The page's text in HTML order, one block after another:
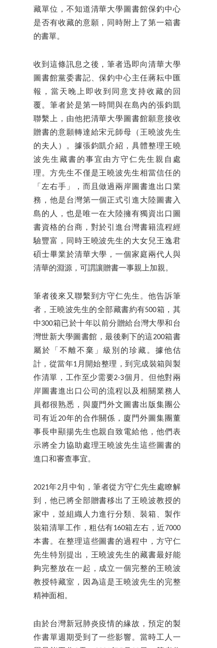
藏單位，不知道清華大學圖書館保釣中心
是否有收藏的意願，同時附上了第一箱書
的書單。
收到這條訊息之後，筆者迅即向清華大學
圖書館黨委書記、保釣中心主任蔣耘中匯
報，當天晚上即收到同意支持收藏的回
覆。筆者於是第一時間與在島內的張鈞凱
聯繫上，由他把清華大學圖書館願意接收
贈書的意願轉達給宋元師母（王曉波先生
的夫人）。據張鈞凱介紹，具體整理王曉
波先生藏書的事宜由方守仁先生親自處
理。方先生不僅是王曉波先生相當信任的
「左右手」，而且做過兩岸圖書進出口業
務，他是台灣第一個正式引進大陸圖書入
島的人，也是唯一在大陸擁有獨資出口圖
書資格的台商，對於引進台灣書籍流程經
驗豐富，同時王曉波先生的大女兒王逸君
碩士畢業於清華大學，一個家庭兩代人與
清華的淵源，可謂讓贈書一事親上加親。
筆者後來又聯繫到方守仁先生。他告訴筆
者，王曉波先生的全部藏書約有500箱，其
中300箱已於十年以前分贈給台灣大學和台
灣世新大學圖書館，最後剩下的這200箱書
屬於「不離不棄」級別的珍藏。據他估
計，從當年1月開始整理，到完成裝箱與製
作清單，工作至少需要2-3個月。但他對兩
岸圖書進出口公司的流程以及相關業務人
員都很熟悉，與廈門外文圖書出版集團公
司有近20年的合作關係，廈門外圖集團董
事長申顯揚先生也親自致電給他，他們表
示將全力協助處理王曉波先生這些圖書的
進口和審查事宜。
2021年2月中旬，筆者從方守仁先生處瞭解
到，他已將全部贈書移出了王曉波教授的
家中，並組織人力進行分類、裝箱、製作
裝箱清單工作，粗估有160箱左右，近7000
本書。在整理這些圖書的過程中，方守仁
先生特別提出，王曉波先生的藏書最好能
夠完整放在一起，成立一個完整的王曉波
教授特藏室，因為這是王曉波先生的完整
精神面相。
由於台灣新冠肺炎疫情的緣故，預定的製
作書單週期受到了一些影響。當時工人一